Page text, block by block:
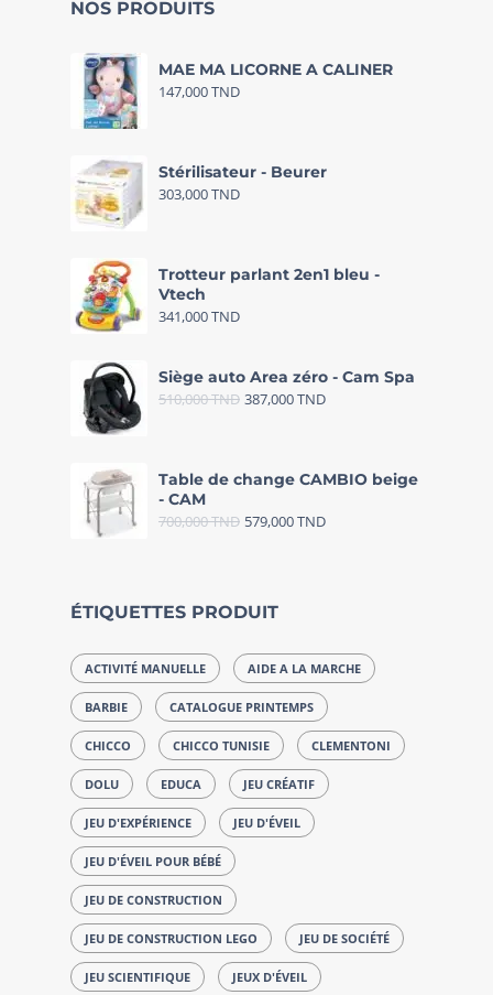
NOS PRODUITS
MAE MA LICORNE A CALINER
147,000TND
Stérilisateur - Beurer
303,000TND
Trotteur parlant 2en1 bleu -
Vtech
341,000TND
Siège auto Area zéro - Cam Spa
510,000TND 387,000TND
Table de change CAMBIO beige
- CAM
700,000TND 579,000TND
ÉTIQUETTES PRODUIT
ACTIVITÉ MANUELLE AIDE A LA MARCHE
BARBIE CATALOGUE PRINTEMPS
CHICCO CHICCO TUNISIE CLEMENTONI
DOLU EDUCA JEU CRÉATIF
JEU D'EXPÉRIENCE JEU D'ÉVEIL
JEU D'ÉVEIL POUR BÉBÉ
JEU DE CONSTRUCTION
JEU DE CONSTRUCTION LEGO JEU DE SOCIÉTÉ
JEU SCIENTIFIQUE JEUX D'ÉVEIL